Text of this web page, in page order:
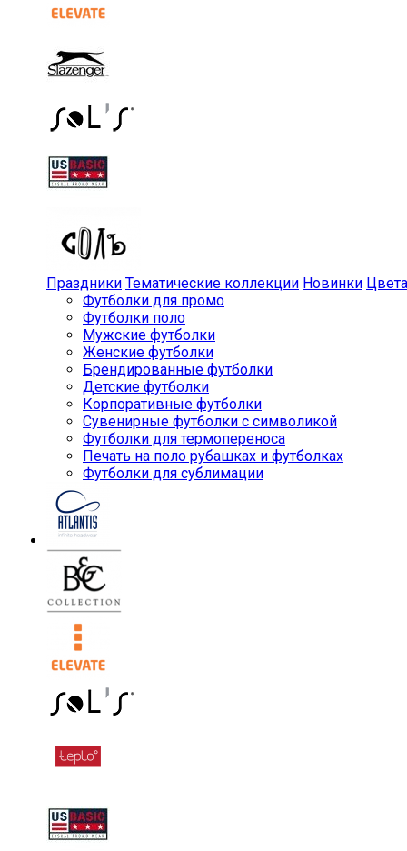
Праздники Тематические коллекции Новинки Цвета
Футболки для промо
Футболки поло
Мужские футболки
Женские футболки
Брендированные футболки
Детские футболки
Корпоративные футболки
Сувенирные футболки с символикой
Футболки для термопереноса
Печать на поло рубашках и футболках
Футболки для сублимации